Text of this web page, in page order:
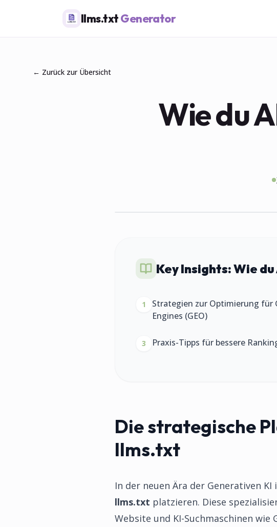
llms.txtGenerator
← Zurück zur Übersicht
Wie du
Key Insights:Wie
1
Strategien zur Optimierung für
Engines (GEO)
3 Praxis-Tipps für bessere
Die strategische
llms.txt
In der neuen Ära der Generativen
llms.txt platzieren. Diese
Website und KI-Suchmaschinen wie